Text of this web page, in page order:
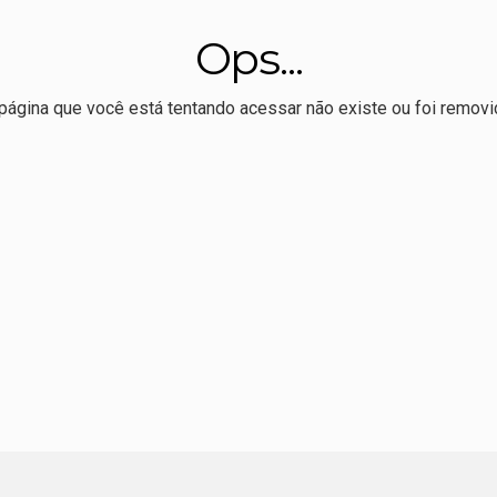
Max sela apoio à reeleição de Pivetta
de Nininho sobre vice de Pivetta: "o que falta é espaço"
Ops...
que você está tentando acessar não existe ou foi